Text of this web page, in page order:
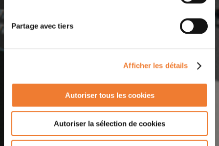
Partage avec tiers
Afficher les détails
Autoriser tous les cookies
Autoriser la sélection de cookies